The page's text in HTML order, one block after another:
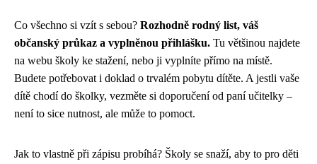
Co všechno si vzít s sebou? Rozhodně rodný list, váš
občanský průkaz a vyplněnou přihlášku. Tu většinou najdete
na webu školy ke stažení, nebo ji vyplníte přímo na místě.
Budete potřebovat i doklad o trvalém pobytu dítěte. A jestli vaše
dítě chodí do školky, vezměte si doporučení od paní učitelky –
není to sice nutnost, ale může to pomoct.
Jak to vlastně při zápisu probíhá? Školy se snaží, aby to pro děti